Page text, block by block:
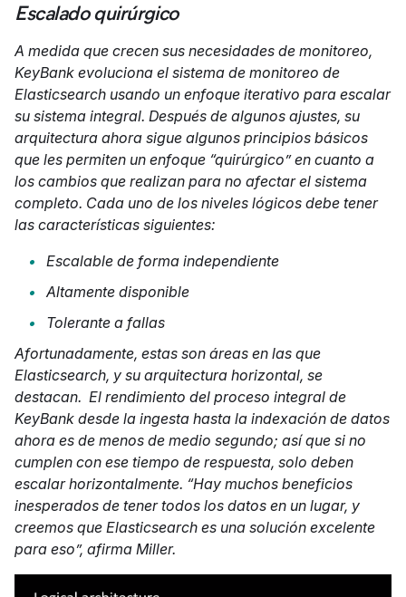
Escalado quirúrgico
A medida que crecen sus necesidades de monitoreo,
KeyBank evoluciona el sistema de monitoreo de
Elasticsearch usando un enfoque iterativo para escalar
su sistema integral. Después de algunos ajustes, su
arquitectura ahora sigue algunos principios básicos
que les permiten un enfoque “quirúrgico” en cuanto a
los cambios que realizan para no afectar el sistema
completo. Cada uno de los niveles lógicos debe tener
las características siguientes:
Escalable de forma independiente
Altamente disponible
Tolerante a fallas
Afortunadamente, estas son áreas en las que
Elasticsearch, y su arquitectura horizontal, se
destacan. El rendimiento del proceso integral de
KeyBank desde la ingesta hasta la indexación de datos
ahora es de menos de medio segundo; así que si no
cumplen con ese tiempo de respuesta, solo deben
escalar horizontalmente. “Hay muchos beneficios
inesperados de tener todos los datos en un lugar, y
creemos que Elasticsearch es una solución excelente
para eso”, afirma Miller.